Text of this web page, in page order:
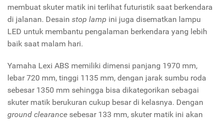
membuat skuter matik ini terlihat futuristik saat berkendara
di jalanan. Desain stop lamp ini juga disematkan lampu
LED untuk membantu pengalaman berkendara yang lebih
baik saat malam hari.
Yamaha Lexi ABS memiliki dimensi panjang 1970 mm,
lebar 720 mm, tinggi 1135 mm, dengan jarak sumbu roda
sebesar 1350 mm sehingga bisa dikategorikan sebagai
skuter matik berukuran cukup besar di kelasnya. Dengan
ground clearance sebesar 133 mm, skuter matik ini akan